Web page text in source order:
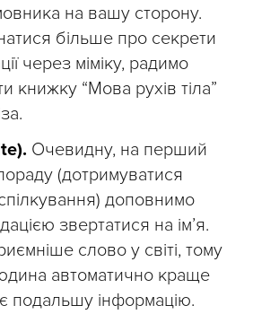
на вашу сторону.
більше про секрети
через міміку, радимо
книжку “Мова рухів тіла”
Очевидну, на перший
(дотримуватися
доповнимо
звертатися на ім’я.
слово у світі, тому
автоматично краще
подальшу інформацію.